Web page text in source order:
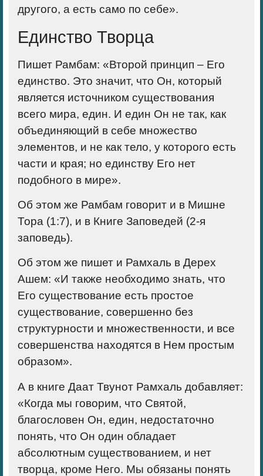
другого, а есть само по себе».
Единство Творца
Пишет Рамбам: «Второй принцип – Его
единство. Это значит, что Он, который
является источником существования
всего мира, един. И един Он не так, как
объединяющий в себе множество
элементов, и не как тело, у которого есть
части и края; но единству Его нет
подобного в мире».
Об этом же Рамбам говорит и в Мишне
Тора (1:7), и в Книге Заповедей (2-я
заповедь).
Об этом же пишет и Рамхаль в Дерех
Ашем: «И также необходимо знать, что
Его существование есть простое
существование, совершенно без
структурности и множественности, и все
совершенства находятся в Нем простым
образом».
А в книге Даат Твунот Рамхаль добавляет:
«Когда мы говорим, что Святой,
благословен Он, един, недостаточно
понять, что Он один обладает
абсолютным существованием, и нет
творца, кроме Него. Мы обязаны понять